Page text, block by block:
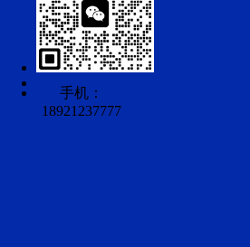
手机：
18921237777